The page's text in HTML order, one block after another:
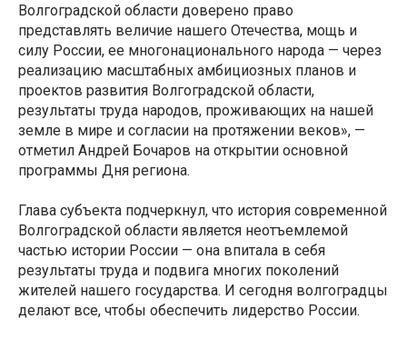
Волгоградской области доверено право
представлять величие нашего Отечества, мощь и
силу России, ее многонационального народа — через
реализацию масштабных амбициозных планов и
проектов развития Волгоградской области,
результаты труда народов, проживающих на нашей
земле в мире и согласии на протяжении веков», —
отметил Андрей Бочаров на открытии основной
программы Дня региона.
Глава субъекта подчеркнул, что история современной
Волгоградской области является неотъемлемой
частью истории России — она впитала в себя
результаты труда и подвига многих поколений
жителей нашего государства. И сегодня волгоградцы
делают все, чтобы обеспечить лидерство России.